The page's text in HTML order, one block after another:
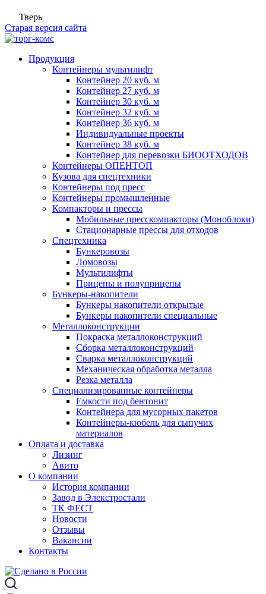
Тверь
Старая версия сайта
Продукция
Контейнеры мультилифт
Контейнер 20 куб. м
Контейнер 27 куб. м
Контейнер 30 куб. м
Контейнер 32 куб. м
Контейнер 36 куб. м
Индивидуальные проекты
Контейнер 38 куб. м
Контейнер для перевозки БИООТХОДОВ
Контейнеры ОПЕНТОП
Кузова для спецтехники
Контейнеры под пресс
Контейнеры промышленные
Компакторы и прессы
Мобильные пресскомпакторы (Моноблоки)
Стационарные прессы для отходов
Спецтехника
Бункеровозы
Ломовозы
Мультилифты
Прицепы и полуприцепы
Бункеры-накопители
Бункеры накопители открытые
Бункеры накопители специальные
Металлоконструкции
Покраска металлоконструкций
Сборка металлоконструкций
Сварка металлоконструкций
Механическая обработка металла
Резка металла
Специализированные контейнеры
Емкости под бентонит
Контейнера для мусорных пакетов
Контейнеры-кюбель для сыпучих
материалов
Оплата и доставка
Лизинг
Авито
О компании
История компании
Завод в Элекстростали
ТК ФЕСТ
Новости
Отзывы
Вакансии
Контакты